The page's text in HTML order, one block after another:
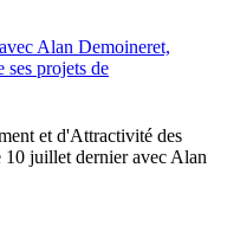
et d'Attractivité des
10 juillet dernier avec Alan